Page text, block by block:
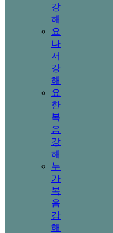
강
해
요
나
서
강
해
요
한
복
음
강
해
누
가
복
음
강
해